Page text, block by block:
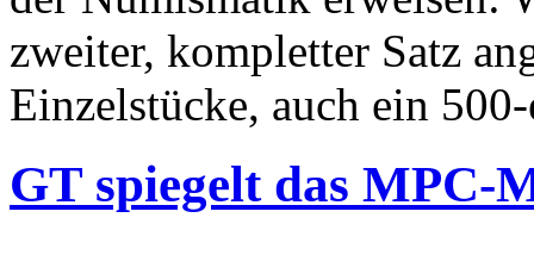
zweiter, kompletter Satz
Einzelstücke, auch ein
GT spiegelt das MPC-